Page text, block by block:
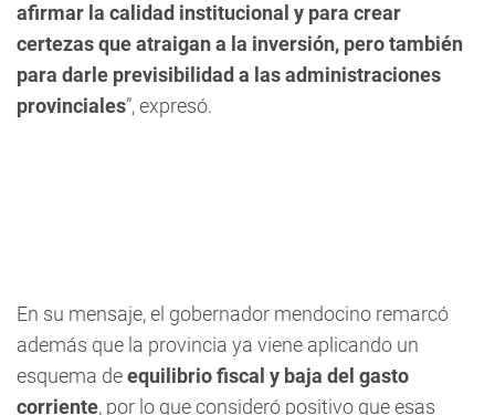
afirmar la calidad institucional y para crear
certezas que atraigan a la inversión, pero también
para darle previsibilidad a las administraciones
provinciales”, expresó.
En su mensaje, el gobernador mendocino remarcó
además que la provincia ya viene aplicando un
esquema deequilibrio fiscal y baja del gasto
corriente, por lo que consideró positivo que esas